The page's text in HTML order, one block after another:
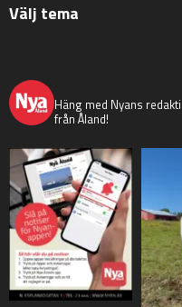
Välj tema
Häng med Nyans
från Åland!